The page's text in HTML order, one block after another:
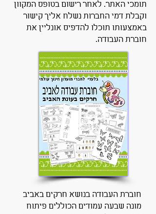
חוברת העבודה בנושא חרקים באביב
מונה שבעה עמודים הכוללים פיתוח
תומכי האתר. לאחר רישום בטופס המקוון
וקבלת דמי החברות נשלח אליך קישור
באמצעותו תוכלו להדפיס אונליין את
חוברת העבודה.